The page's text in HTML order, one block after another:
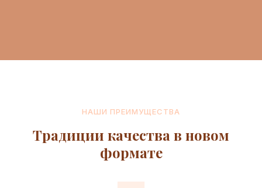
НАШИ ПРЕИМУЩЕСТВА
Традиции качества в новом
формате